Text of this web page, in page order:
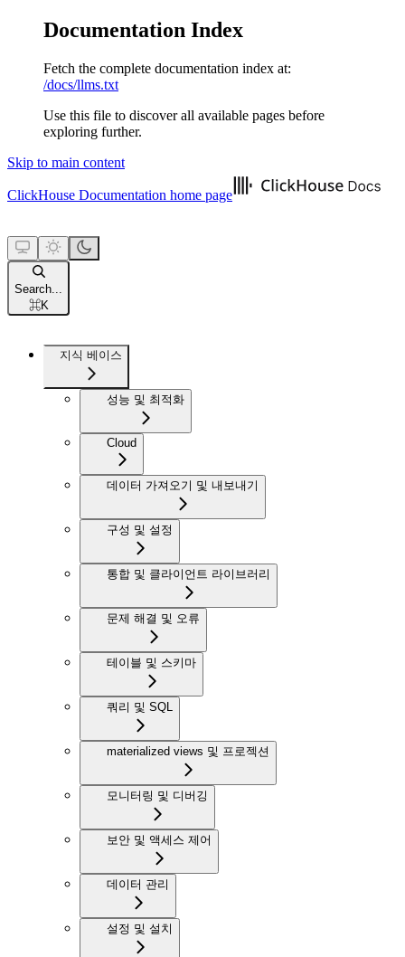
Documentation Index
Fetch the complete documentation index at:
/docs/llms.txt
Use this file to discover all available pages before
exploring further.
Skip to main content
ClickHouse Documentation home page
Search...
⌘K
지식 베이스
성능 및 최적화
Cloud
데이터 가져오기 및 내보내기
구성 및 설정
통합 및 클라이언트 라이브러리
문제 해결 및 오류
테이블 및 스키마
쿼리 및 SQL
materialized views 및 프로젝션
모니터링 및 디버깅
보안 및 액세스 제어
데이터 관리
설정 및 설치